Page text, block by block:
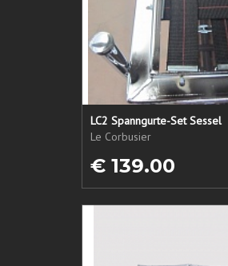
LC2 Spanngurte-Set Sessel
Le Corbusier
€ 139.00